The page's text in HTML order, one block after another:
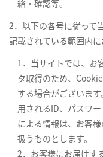
絡・確認等。
2．以下の各号に従って
記載されている範囲内に
1．当サイトでは、お
タ取得のため、
する場合がございま
用されるID、パスワ
による情報は、お客
扱うものとします。
2．お客様にお届けす